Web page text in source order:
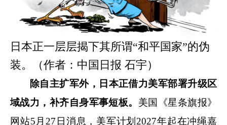
日本正一层层揭下其所谓“和平国家”的伪
装。（作者：中国日报 石宇）
除自主扩军外，日本正借力美军部署升级区
域战力，补齐自身军事短板。 美国《星条旗报》
网站5月27日消息，美军计划2027年起在冲绳嘉